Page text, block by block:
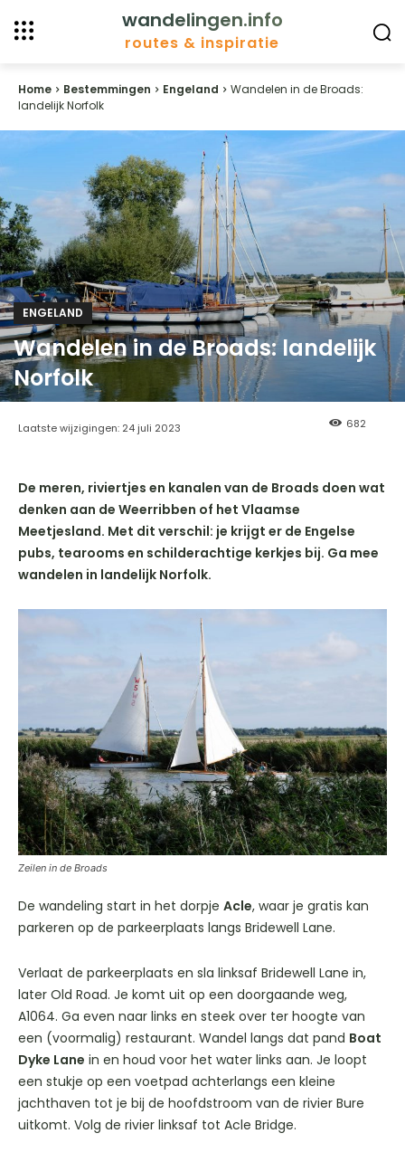
wandelingen.info
routes & inspiratie
Home Bestemmingen Engeland
Wandelen in de Broads:
landelijk Norfolk
ENGELAND
Wandelen in de Broads: landelijk
Norfolk
Laatste wijzigingen: 24 juli 2023 682
De meren, riviertjes en kanalen van de Broads doen wat
denken aan de Weerribben of het Vlaamse
Meetjesland. Met dit verschil: je krijgt er de Engelse
pubs, tearooms en schilderachtige kerkjes bij. Ga mee
wandelen in landelijk Norfolk.
Zeilen in de Broads
De wandeling start in het dorpje Acle, waar je gratis kan
parkeren op de parkeerplaats langs Bridewell Lane.
Verlaat de parkeerplaats en sla linksaf Bridewell Lane in,
later Old Road. Je komt uit op een doorgaande weg,
A1064. Ga even naar links en steek over ter hoogte van
een (voormalig) restaurant. Wandel langs dat pand Boat
Dyke Lane in en houd voor het water links aan. Je loopt
een stukje op een voetpad achterlangs een kleine
jachthaven tot je bij de hoofdstroom van de rivier Bure
uitkomt. Volg de rivier linksaf tot Acle Bridge.